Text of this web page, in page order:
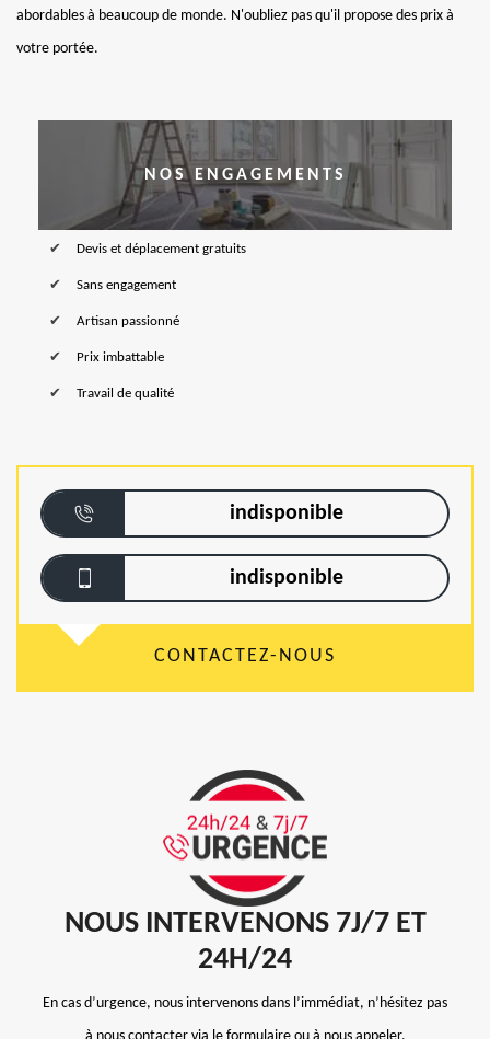
abordables à beaucoup de monde. N'oubliez pas qu'il propose des prix à
votre portée.
NOS ENGAGEMENTS
Devis et déplacement gratuits
Sans engagement
Artisan passionné
Prix imbattable
Travail de qualité
indisponible
indisponible
CONTACTEZ-NOUS
NOUS INTERVENONS 7J/7 ET
24H/24
En cas d’urgence, nous intervenons dans l’immédiat, n’hésitez pas